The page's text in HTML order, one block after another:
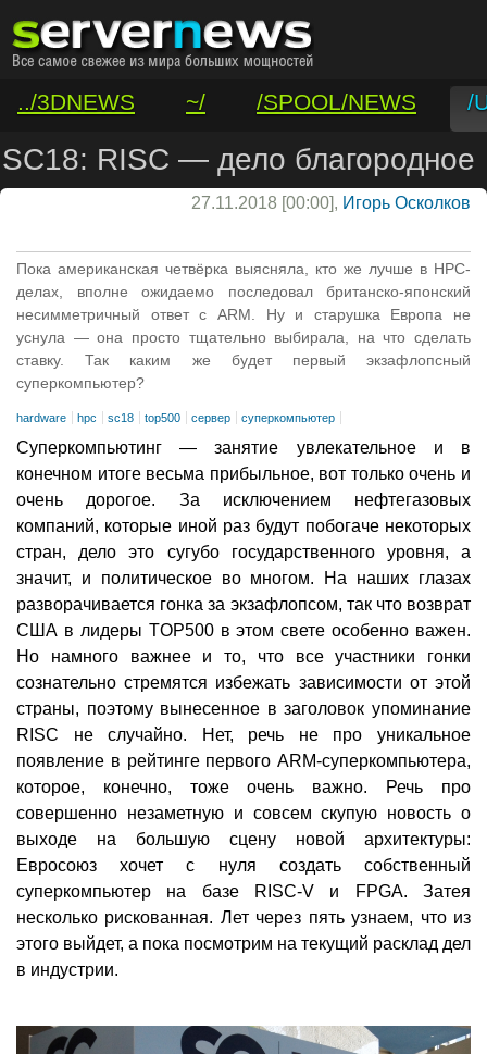
../3DNEWS ~/ /SPOOL/NEWS
/
/VAR/CONTACT
SC18: RISC — дело благородное
27.11.2018 [00:00], Игорь Осколков
Пока американская четвёрка выясняла, кто же лучше в HPC-
делах, вполне ожидаемо последовал британско-японский
несимметричный ответ с ARM. Ну и старушка Европа не
уснула — она просто тщательно выбирала, на что сделать
ставку. Так каким же будет первый экзафлопсный
суперкомпьютер?
hardware hpc sc18 top500 сервер суперкомпьютер
Суперкомпьютинг — занятие увлекательное и в
конечном итоге весьма прибыльное, вот только очень и
очень дорогое. За исключением нефтегазовых
компаний, которые иной раз будут побогаче некоторых
стран, дело это сугубо государственного уровня, а
значит, и политическое во многом. На наших глазах
разворачивается гонка за экзафлопсом, так что возврат
США в лидеры TOP500 в этом свете особенно важен.
Но намного важнее и то, что все участники гонки
сознательно стремятся избежать зависимости от этой
страны, поэтому вынесенное в заголовок упоминание
RISC не случайно. Нет, речь не про уникальное
появление в рейтинге первого ARM-суперкомпьютера,
которое, конечно, тоже очень важно. Речь про
совершенно незаметную и совсем скупую новость о
выходе на большую сцену новой архитектуры:
Евросоюз хочет с нуля создать собственный
суперкомпьютер на базе RISC-V и FPGA. Затея
несколько рискованная. Лет через пять узнаем, что из
этого выйдет, а пока посмотрим на текущий расклад дел
в индустрии.